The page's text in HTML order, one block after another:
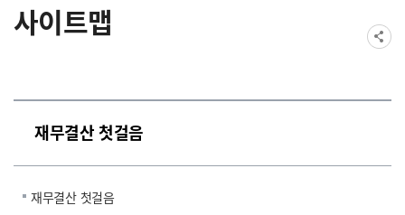
사이트맵
재무결산 첫걸음
재무결산 첫걸음